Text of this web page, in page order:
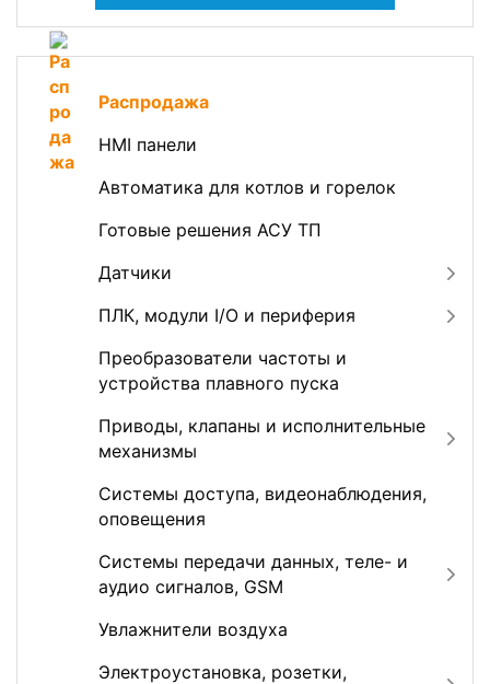
Распродажа
HMI панели
Автоматика для котлов и горелок
Готовые решения АСУ ТП
Датчики
ПЛК, модули I/O и периферия
Преобразователи частоты и
устройства плавного пуска
Приводы, клапаны и исполнительные
механизмы
Системы доступа, видеонаблюдения,
оповещения
Системы передачи данных, теле- и
аудио сигналов, GSM
Увлажнители воздуха
Электроустановка, розетки,